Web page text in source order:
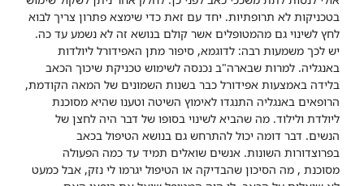
בטכניקות לא תרופתיות. יחד עם זאת כדי שימצא פתרון צריך לבוא
לחץ לשינוי גם מהמטופלים אשר קולם בנושא זה לא נשמע עד כה.
יש לכך משמעות רבה: לדוגמא, סיפור מתן האפידורל ליולדות
באנגליה. למרות שבארה"ב נכנסה לשימוש טכניקת שיכוך הכאב
בלידה באמצעות אפידורל כבר בשנות השמונים של המאה הקודמת,
הרופאים באנגליה התנגדו לאימוץ השיטה וטענו שהיא מסוכנת
ליולדת ולילוד. מה שהביא לשינוי בסופו של דבר היה לחצן של
הנשים. דבר דומה יכול להתרחש גם בנושא הטיפול בכאב
בפרוצדורות השונות. אנשים שואלים תמיד עד כמה הפעולה
מסוכנת , מה הסיכון שהבדיקה או הטיפול יגרמו לי נזק, אבל כמעט